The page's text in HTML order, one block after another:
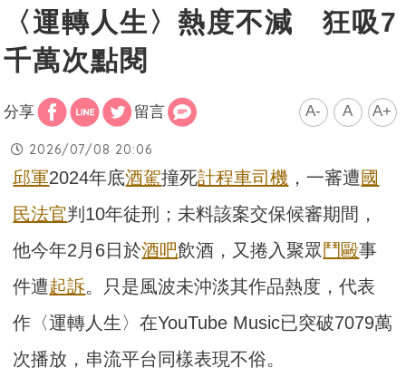
〈運轉人生〉熱度不減 狂吸7
千萬次點閱
分享 留言 A- A A+
2026/07/08 20:06
邱軍2024年底酒駕撞死計程車司機 ，一審遭 國
民法官判10年徒刑；未料該案交保候審期間，
他今年2月6日於酒吧飲酒，又捲入聚眾 鬥毆事
件遭起訴。只是風波未沖淡其作品熱度，代表
作〈運轉人生〉在YouTube Music已突破7079萬
次播放，串流平台同樣表現不俗。